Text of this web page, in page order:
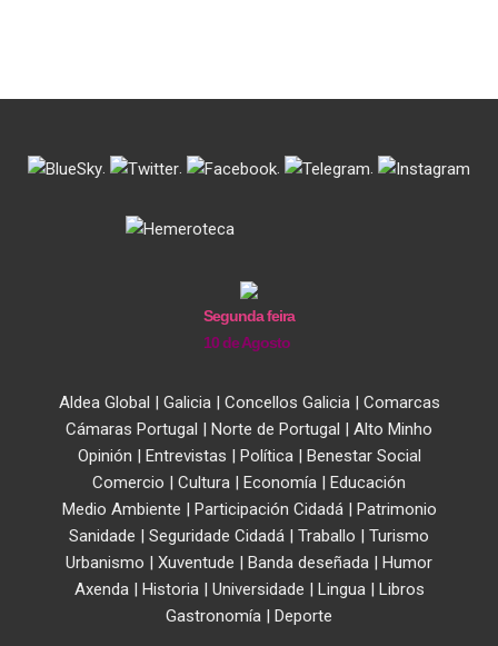
. . . .
Segunda feira
10 de Agosto
Aldea Global | Galicia| Concellos Galicia| Comarcas
Cámaras Portugal | Norte de Portugal | Alto Minho
Opinión | Entrevistas | Política| Benestar Social
Comercio | Cultura | Economía | Educación
Medio Ambiente | Participación Cidadá| Patrimonio
Sanidade | Seguridade Cidadá | Traballo | Turismo
Urbanismo | Xuventude | Banda deseñada | Humor
Axenda| Historia| Universidade | Lingua| Libros
Gastronomía | Deporte